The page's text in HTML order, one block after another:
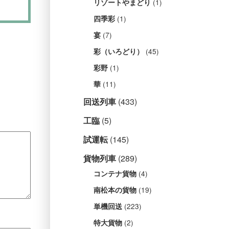
リゾートやまどり (1)
四季彩 (1)
宴 (7)
彩（いろどり） (45)
彩野 (1)
華 (11)
回送列車 (433)
工臨 (5)
試運転(145)
貨物列車 (289)
コンテナ貨物 (4)
南松本の貨物 (19)
単機回送 (223)
特大貨物 (2)